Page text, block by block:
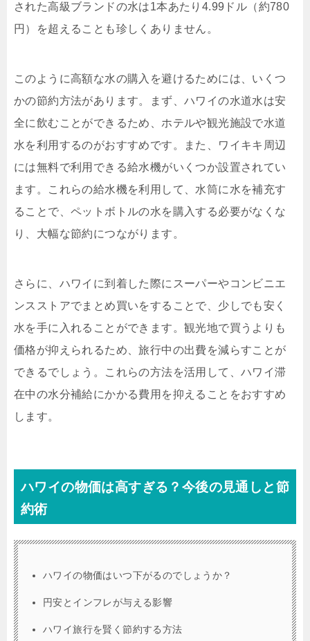
された高級ブランドの水は1本あたり4.99ドル（約780
円）を超えることも珍しくありません。
このように高額な水の購入を避けるためには、いくつ
かの節約方法があります。まず、ハワイの水道水は安
全に飲むことができるため、ホテルや観光施設で水道
水を利用するのがおすすめです。また、ワイキキ周辺
には無料で利用できる給水機がいくつか設置されてい
ます。これらの給水機を利用して、水筒に水を補充す
ることで、ペットボトルの水を購入する必要がなくな
り、大幅な節約につながります。
さらに、ハワイに到着した際にスーパーやコンビニエ
ンスストアでまとめ買いをすることで、少しでも安く
水を手に入れることができます。観光地で買うよりも
価格が抑えられるため、旅行中の出費を減らすことが
できるでしょう。これらの方法を活用して、ハワイ滞
在中の水分補給にかかる費用を抑えることをおすすめ
します。
ハワイの物価は高すぎる？今後の見通しと節
約術
ハワイの物価はいつ下がるのでしょうか？
円安とインフレが与える影響
ハワイ旅行を賢く節約する方法